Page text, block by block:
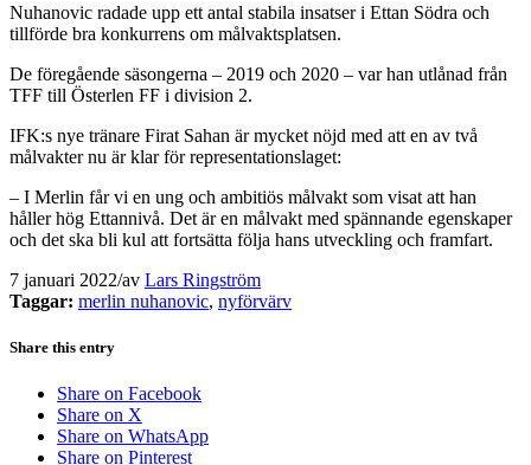
Nuhanovic radade upp ett antal stabila insatser i Ettan Södra och
tillförde bra konkurrens om målvaktsplatsen.
De föregående säsongerna – 2019 och 2020 – var han utlånad från
TFF till Österlen FF i division 2.
IFK:s nye tränare Firat Sahan är mycket nöjd med att en av två
målvakter nu är klar för representationslaget:
– I Merlin får vi en ung och ambitiös målvakt som visat att han
håller hög Ettannivå. Det är en målvakt med spännande egenskaper
och det ska bli kul att fortsätta följa hans utveckling och framfart.
7 januari 2022/av Lars Ringström
Taggar: merlin nuhanovic, nyförvärv
Share this entry
Share on Facebook
Share on X
Share on WhatsApp
Share on Pinterest